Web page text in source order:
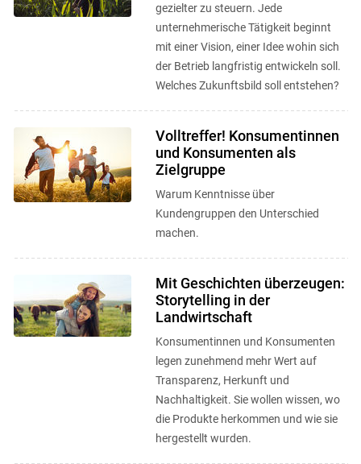
gezielter zu steuern. Jede
unternehmerische Tätigkeit beginnt
mit einer Vision, einer Idee wohin sich
der Betrieb langfristig entwickeln soll.
Welches Zukunftsbild soll entstehen?
Volltreffer! Konsumentinnen
und Konsumenten als
Zielgruppe
Warum Kenntnisse über
Kundengruppen den Unterschied
machen.
Mit Geschichten überzeugen:
Storytelling in der
Landwirtschaft
Konsumentinnen und Konsumenten
legen zunehmend mehr Wert auf
Transparenz, Herkunft und
Nachhaltigkeit. Sie wollen wissen, wo
die Produkte herkommen und wie sie
hergestellt wurden.